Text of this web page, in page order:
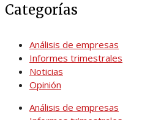
Categorías
Análisis de empresas
Informes trimestrales
Noticias
Opinión
Análisis de empresas